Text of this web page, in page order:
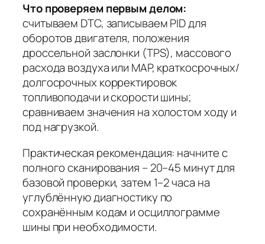
Что проверяем первым делом:
считываем DTC, записываем PID для
оборотов двигателя, положения
дроссельной заслонки (TPS), массового
расхода воздуха или MAP, краткосрочных/
долгосрочных корректировок
топливоподачи и скорости шины;
сравниваем значения на холостом ходу и
под нагрузкой.
Практическая рекомендация: начните с
полного сканирования – 20–45 минут для
базовой проверки, затем 1–2 часа на
углублённую диагностику по
сохранённым кодам и осциллограмме
шины при необходимости.